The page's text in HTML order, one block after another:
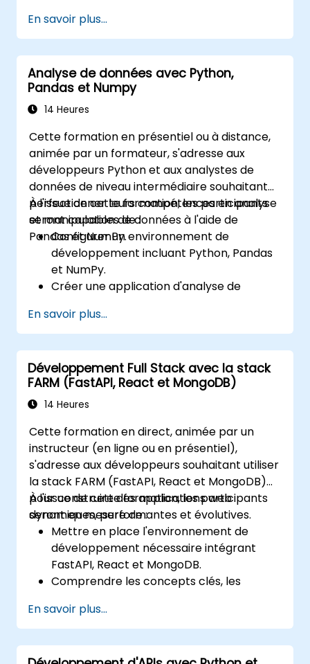
En savoir plus...
Analyse de données avec Python,
Pandas et Numpy
14 Heures
Cette formation en présentiel ou à distance,
animée par un formateur, s'adresse aux
développeurs Python et aux analystes de
données de niveau intermédiaire souhaitant
perfectionner leurs compétences en analyse
et manipulation de données à l'aide de
Pandas et NumPy.
À l'issue de cette formation, les participants
seront capables de :
Configurer un environnement de
développement incluant Python, Pandas
et NumPy.
Créer une application d'analyse de
Réaliser des opérations avancées de
nettoyage, de tri et de filtrage des
données.
Effectuer des agrégations et analyser des
séries temporelles.
Visualiser les données à l'aide de
visualisation.
Débugger et optimiser leur code
d'analyse de données.
En savoir plus...
Développement Full Stack avec la stack
FARM (FastAPI, React et MongoDB)
14 Heures
Cette formation en direct, animée par un
instructeur (en ligne ou en présentiel),
s'adresse aux développeurs souhaitant utiliser
la stack FARM (FastAPI, React et MongoDB)
pour construire des applications web
dynamiques, performantes et évolutives.
À l'issue de cette formation, les participants
seront en mesure de :
Mettre en place l'environnement de
développement nécessaire intégrant
FastAPI, React et MongoDB.
Comprendre les concepts clés, les
stack FARM.
Apprendre à construire des API REST
avec FastAPI.
En savoir plus...